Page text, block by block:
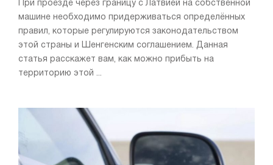
При проезде через границу с Латвией на собственной
машине необходимо придерживаться определённых
правил, которые регулируются законодательством
этой страны и Шенгенским соглашением. Данная
статья расскажет вам, как можно прибыть на
территорию этой ...